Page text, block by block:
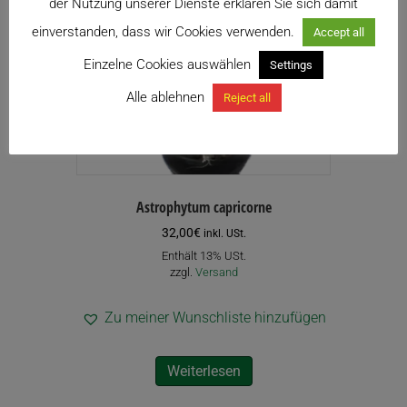
Astrophytum capricorne
32,00€ inkl. USt.
Enthält 13% USt.
zzgl. Versand
Zu meiner Wunschliste hinzufügen
Weiterlesen
der Nutzung unserer Dienste erklären Sie sich damit
einverstanden, dass wir Cookies verwenden.
Accept all
Einzelne Cookies auswählen Settings
Alle ablehnen Reject all